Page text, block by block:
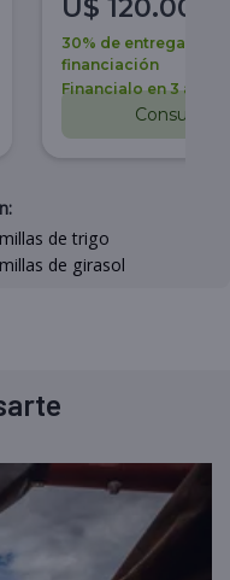
U$ 120.000
30% de entrega +
financiación
Financialo en 3 años
Consultar
de trigo
de girasol